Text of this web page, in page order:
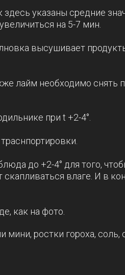
указаны средние
на 5-7 мин.
высушивает
лайм необходимо
при t +2-4°.
до +2-4° для того,
влаге. И в
как на фото.
ростки гороха, соль,